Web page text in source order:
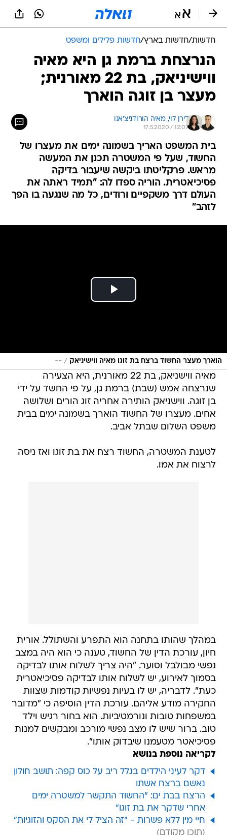
חדשות/חדשות בארץ/חדשות פלילים ומשפט
הנרצחת ברמת גן היא מאיה
ווישיניאק, בת 22 מאורנית;
מעצר בן זוגה הוארך
לירן לוי, מאיה הורודניצ'אנו
17.5.2020 / 12:07
בית המשפט האריך בשמונה ימים את מעצרו של
החשוד, שעל פי המשטרה תכנן את המעשה
מראש. פרקליטתו ביקשה שיעבור בדיקה
פסיכיאטרית. הוריה ספדו לה: "תמיד ראתה את
העולם דרך משקפיים ורודים, כל מה שנגעה בו הפך
לזהב"
הוארך מעצר החשוד ברצח בת זוגו מאיה ווישיניאק /
--
מאיה ווישניאק, בת 22 מאורנית, היא הצעירה
שנרצחה אמש (שבת) ברמת גן, על פי החשד על ידי
בן זוגה. ווישניאק הותירה אחריה זוג הורים ושלושה
אחים. מעצרו של החשוד הוארך בשמונה ימים בבית
משפט השלום שבתל אביב.
לטענת המשטרה, החשוד רצח את בת זוגו ואז ניסה
לרצוח את אמו.
במהלך שהותו בתחנה הוא התפרע והשתולל. אורית
חיון, עורכת הדין של החשוד, טענה כי הוא היה במצב
נפשי מבולבל וסוער. "היה צריך לשלוח אותו לבדיקה
בסמוך לאירוע, יש לשלוח אותו לבדיקה פסיכיאטרית
כעת". לדבריה, יש לו בעיות נפשיות קודמות שצוות
החקירה מודע אליהם. עורכת הדין הוסיפה כי "מדובר
במשפחות טובות ונורמטיביות. הוא בחור רגיש וילד
טוב. ברור שיש לו מצב נפשי מורכב ומבקשים למנות
פסיכיאטר מטעמנו שיבדוק אותו".
לקריאה נוספת בנושא
דקר לעיני הילדים בגלל ריב על כוס קפה: תושב חולון
נאשם ברצח אשתו
הרצח בבת ים: "החשוד התקשר למשטרה ימים
אחרי שדקר את בת זוגו"
חיי מין ללא פשרות - "זה הציל לי את הסקס והזוגיות"